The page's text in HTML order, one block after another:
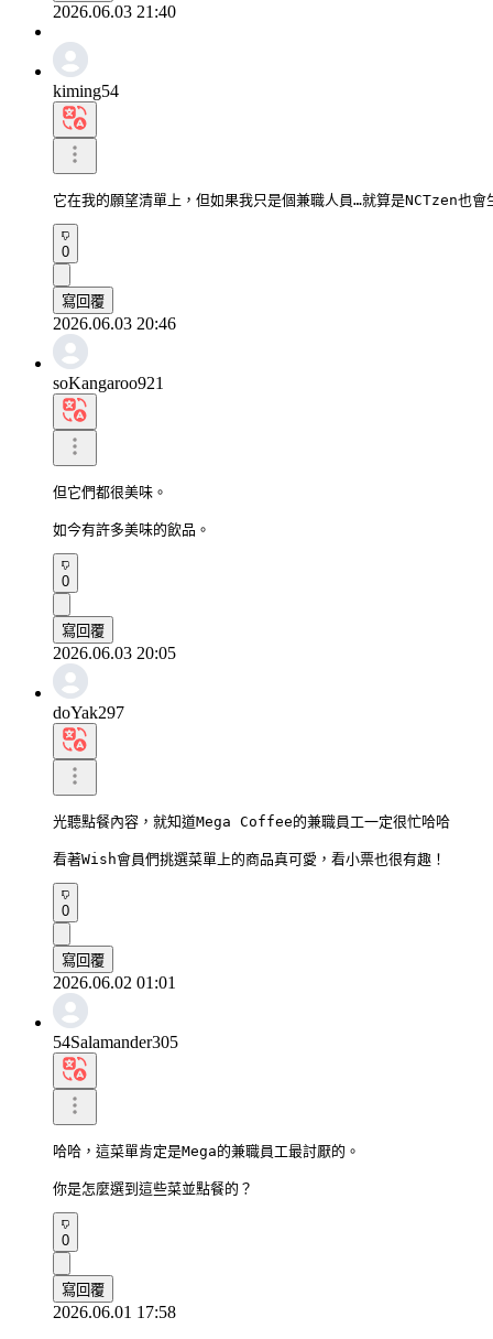
2026.06.03 21:40
kiming54
它在我的願望清單上，但如果我只是個兼職人員…就算是NCTzen也會
0
寫回覆
2026.06.03 20:46
soKangaroo921
但它們都很美味。
如今有許多美味的飲品。
0
寫回覆
2026.06.03 20:05
doYak297
光聽點餐內容，就知道Mega Coffee的兼職員工一定很忙哈哈
看著Wish會員們挑選菜單上的商品真可愛，看小票也很有趣！
0
寫回覆
2026.06.02 01:01
54Salamander305
哈哈，這菜單肯定是Mega的兼職員工最討厭的。
你是怎麼選到這些菜並點餐的？
0
寫回覆
2026.06.01 17:58